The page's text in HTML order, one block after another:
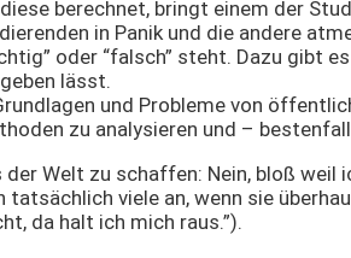
berechnet, bringt einem der
in Panik und die andere
oder “falsch” steht. Dazu gibt
lässt.
und Probleme von
zu analysieren und –
Welt zu schaffen: Nein, bloß
viele an, wenn sie
da halt ich mich raus.”).